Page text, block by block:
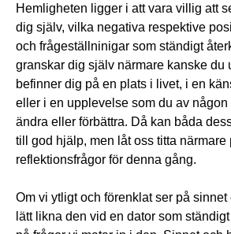
Hemligheten ligger i att vara villig att
dig själv, vilka negativa respektive
och frågeställninigar som ständigt
granskar dig själv närmare kanske du
befinner dig på en plats i livet, i en
eller i en upplevelse som du av någon
ändra eller förbättra. Då kan båda
till god hjälp, men låt oss titta närmare
reflektionsfrågor för denna gång.
Om vi ytligt och förenklat ser på
lätt likna den vid en dator som